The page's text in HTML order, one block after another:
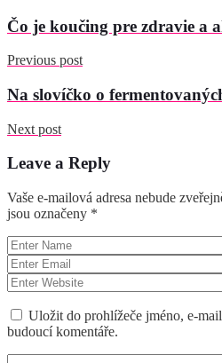
Čo je koučing pre zdravie a
Previous post
Na slovíčko o
Next post
Leave a Reply
Vaše e-mailová adresa nebude
jsou označeny *
Uložit do prohlížeče jméno, e-
budoucí komentáře.